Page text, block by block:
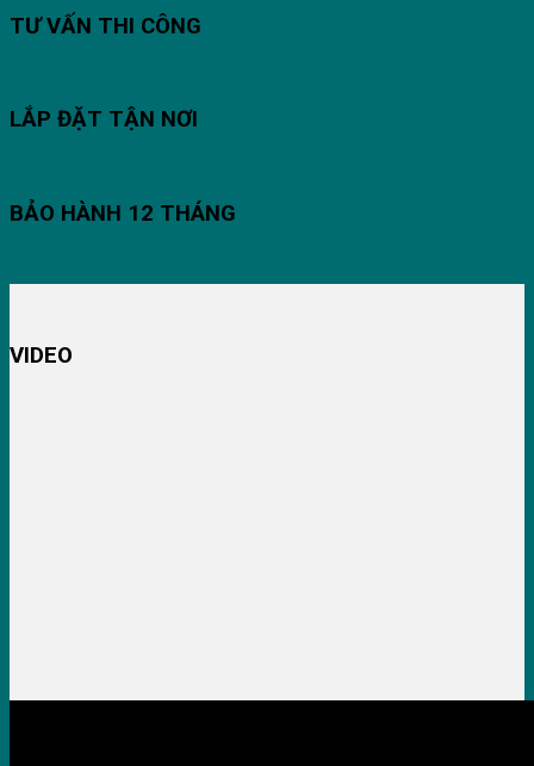
TƯ VẤN THI CÔNG
LẮP ĐẶT TẬN NƠI
BẢO HÀNH 12 THÁNG
VIDEO